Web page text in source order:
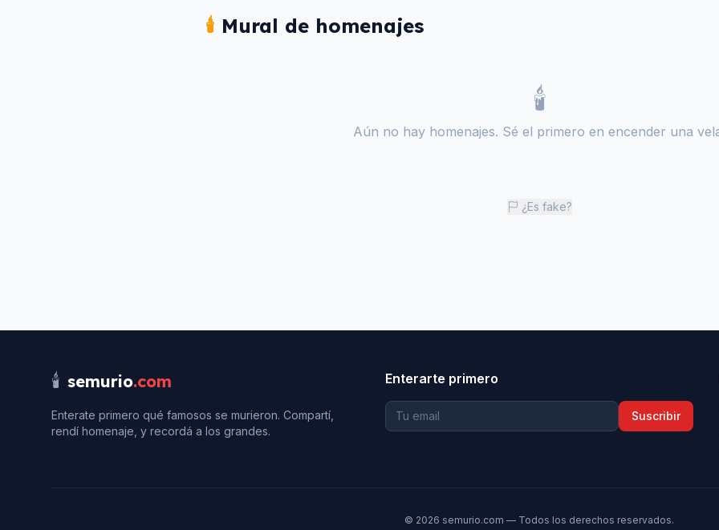
🕯️ Mural de homenajes
🕯️
Aún no hay homenajes. Sé el primero en encender una
¿Es fake?
🕯️ semurio.com
Enterate primero qué famosos se murieron. Compartí,
rendí homenaje, y recordá a los grandes.
Enterarte primero
Suscribir
© 2026 semurio.com — Todos los derechos reservados.